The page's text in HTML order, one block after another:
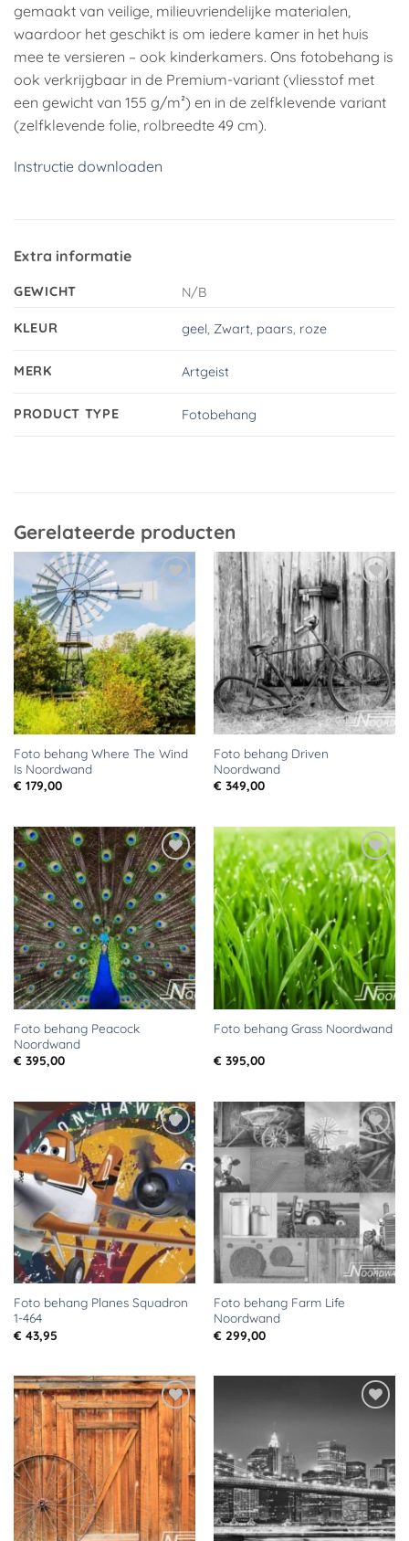
gemaakt van veilige, milieuvriendelijke materialen,
waardoor het geschikt is om iedere kamer in het huis
mee te versieren – ook kinderkamers. Ons fotobehang is
ook verkrijgbaar in de Premium-variant (vliesstof met
een gewicht van 155 g/m²) en in de zelfklevende variant
(zelfklevende folie, rolbreedte 49 cm).
Instructie downloaden
Extra informatie
GEWICHT N/B
KLEUR geel, Zwart, paars, roze
MERK Artgeist
PRODUCT TYPE Fotobehang
Gerelateerde producten
Toevoegen
aan
verlanglijst
Foto behang Where The Wind
Is Noordwand
€ 179,00
Toevoegen
aan
verlanglijst
Foto behang Driven
Noordwand
€ 349,00
Toevoegen
aan
verlanglijst
Foto behang Peacock
Noordwand
€ 395,00
Toevoegen
aan
verlanglijst
Foto behang Grass Noordwand
€ 395,00
Toevoegen
aan
verlanglijst
Foto behang Planes Squadron
1-464
€ 43,95
Toevoegen
aan
verlanglijst
Foto behang Farm Life
Noordwand
€ 299,00
Toevoegen
aan
verlanglijst
verlanglijst